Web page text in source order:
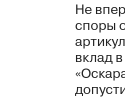
Не
споры
вклад